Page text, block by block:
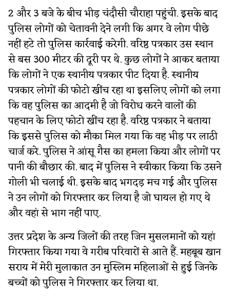
2 और 3 बजे के बीच भीड़ चंदौसी चौराहा पहुंची. इसके बाद
पुलिस लोगों को चेतावनी देने लगी कि अगर वे लोग पीछे
नहीं हटे तो पुलिस कार्रवाई करेगी. वरिष्ठ पत्रकार उस स्थान
से बस 300 मीटर की दूरी पर थे. कुछ लोगों ने आकर बताया
कि लोगों ने एक स्थानीय पत्रकार पीट दिया है. स्थानीय
पत्रकार लोगों की फोटो खींच रहा था इसलिए लोगों को लगा
कि वह पुलिस का आदमी है जो विरोध करने वालों की
पहचान के लिए फोटो खींच रहा है. वरिष्ठ पत्रकार ने बताया
कि इससे पुलिस को मौका मिल गया कि वह भीड़ पर लाठी
चार्ज करे. पुलिस ने आंसू गैस का हमला किया और लोगों पर
पानी की बौछार की. बाद में पुलिस ने स्वीकार किया कि उसने
गोली भी चलाई थी. इसके बाद भगदड़ मच गई और पुलिस
ने उन लोगों को गिरफ्तार कर लिया है जो घायल हो गए थे
और वहां से भाग नहीं पाए.
उत्तर प्रदेश के अन्य जिलों की तरह जिन मुसलमानों को यहां
गिरफ्तार किया गया वे गरीब परिवारों से आते हैं. महबूब खान
सराय में मेरी मुलाकात उन मुस्लिम महिलाओं से हुई जिनके
बच्चों को पुलिस ने गिरफ्तार कर लिया था.